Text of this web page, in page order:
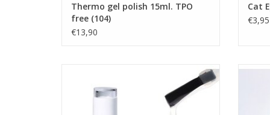
Thermo gel polish 15ml. TPO
free (104)
€13,90
Cat
€3,95
Topcoat zonder plaklaag 12ml. HEMA &
Blooming gel 12ml. PRO
Groothandel in nagelproducten